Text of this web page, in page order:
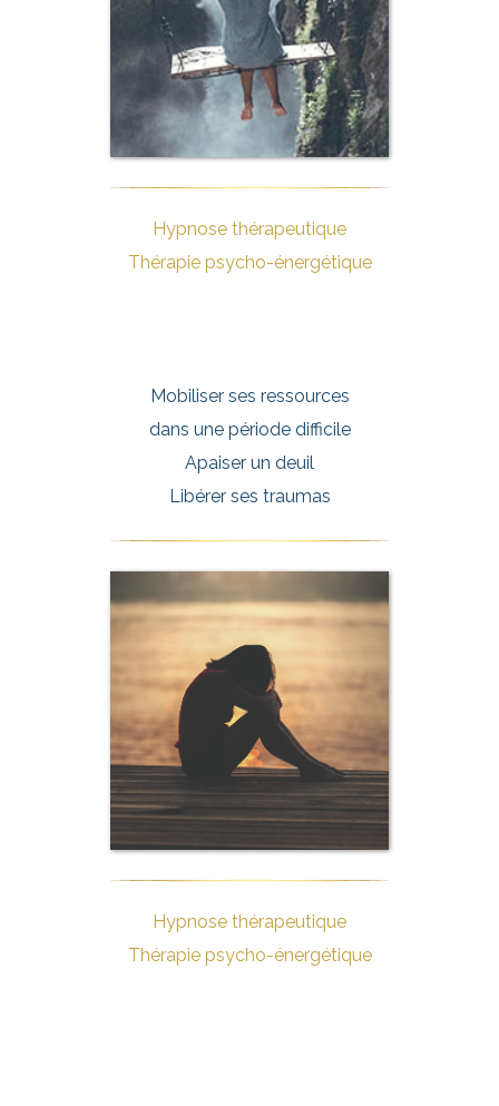
Hypnose thérapeutique
Thérapie psycho-énergétique
Mobiliser ses ressources
dans une période difficile
Apaiser un deuil
Libérer ses traumas
Hypnose thérapeutique
Thérapie psycho-énergétique